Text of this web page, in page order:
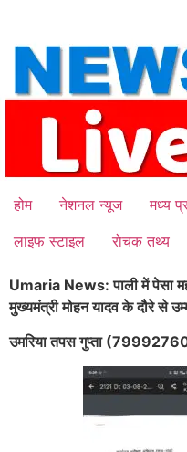
content
होम नेशनल न्यूज मध्य
लाइफ स्टाइल
रोचक तथ्य
Umaria News: पाली में पेसा
मुख्यमंत्री मोहन यादव के दौरे से
उमरिया तपस गुप्ता